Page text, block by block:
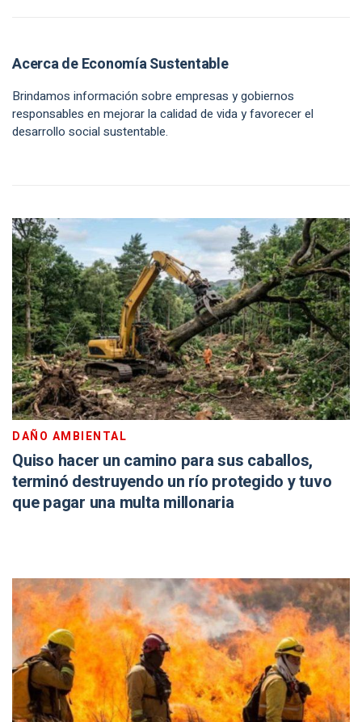
Acerca de Economía Sustentable
Brindamos información sobre empresas y gobiernos
responsables en mejorar la calidad de vida y favorecer el
desarrollo social sustentable.
DAÑO AMBIENTAL
Quiso hacer un camino para sus caballos,
terminó destruyendo un río protegido y tuvo
que pagar una multa millonaria